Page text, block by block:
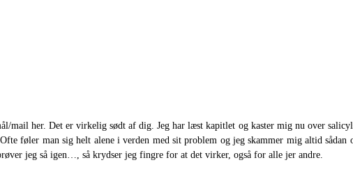
mail her. Det er virkelig sødt af dig. Jeg har læst kapitlet og kaster mig nu over
føler man sig helt alene i verden med sit problem og jeg skammer mig altid
jeg så igen…, så krydser jeg fingre for at det virker, også for alle jer andre.